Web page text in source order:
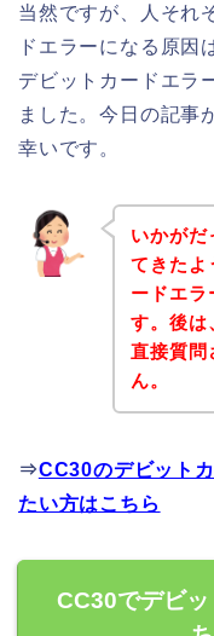
当然ですが、人それ
ドエラーになる原因
デビットカードエラ
ました。今日の記事
幸いです。
いかがだ
てきたよ
ードエラ
す。後は
直接質問
ん。
⇒CC30のデビット
たい方はこちら
CC30でデビ